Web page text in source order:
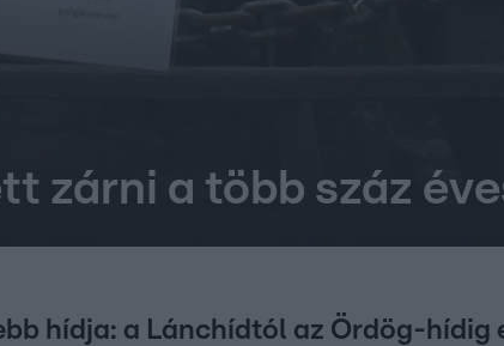
zárni a több száz
hídja: a Lánchídtól az Ördög-hídig